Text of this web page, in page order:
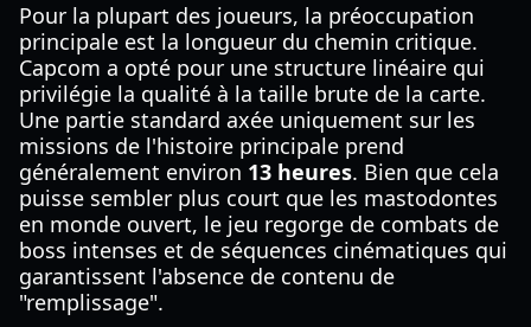
Pour la plupart des joueurs, la préoccupation
principale est la longueur du chemin critique.
Capcom a opté pour une structure linéaire qui
privilégie la qualité à la taille brute de la carte.
Une partie standard axée uniquement sur les
missions de l'histoire principale prend
généralement environ 13 heures. Bien que cela
puisse sembler plus court que les mastodontes
en monde ouvert, le jeu regorge de combats de
boss intenses et de séquences cinématiques qui
garantissent l'absence de contenu de
"remplissage".